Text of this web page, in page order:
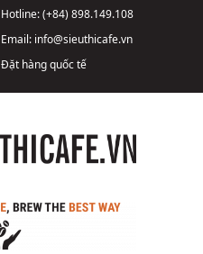
Hotline:(+84) 898.149.108
Email: info@sieuthicafe.vn
Đặt hàng quốc tế